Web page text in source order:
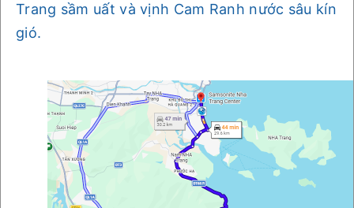
Trang sầm uất và vịnh Cam Ranh nước sâu kín
gió.